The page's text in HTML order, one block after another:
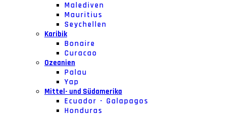
Malediven
Mauritius
Seychellen
Karibik
Bonaire
Curacao
Ozeanien
Palau
Yap
Mittel- und Südamerika
Ecuador - Galapagos
Honduras